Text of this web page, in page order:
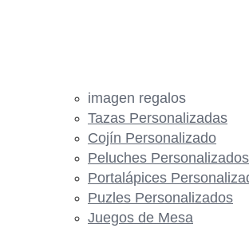
imagen regalos
Tazas Personalizadas
Cojín Personalizado
Peluches Personalizados
Portalápices
Puzles Personalizados
Juegos de Mesa